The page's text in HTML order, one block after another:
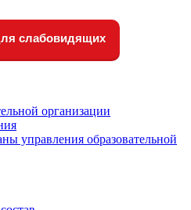
слабовидящих
организации
управления образовательной